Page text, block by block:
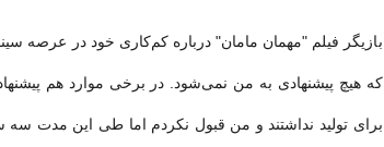
بازیگر فیلم "مهمان مامان" درباره کم‌کاری خود در عرصه
که هیچ پیشنهادی به من نمی‌شود. در برخی موارد هم
برای تولید نداشتند و من قبول نکردم اما طی این مدت